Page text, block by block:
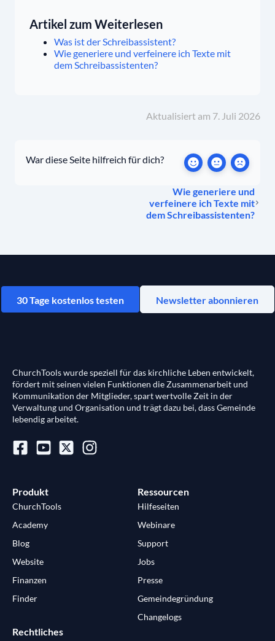
Artikel zum Weiterlesen
Was ist der Schreibassistent?
Wie generiere und verfeinere ich Texte mit
dem Schreibassistenten?
Aktualisiert am 7. Juli 2026
War diese Seite hilfreich für dich?
Wie generiere und
verfeinere ich Texte mit
dem Schreibassistenten?
30 Tage kostenlos testen Newsletter abonnieren
ChurchTools wurde speziell für das kirchliche Leben entwickelt,
fördert mit seinen vielen Funktionen die Zusammenarbeit und
Kommunikation der Mitglieder, spart wertvolle Zeit in der
Verwaltung und Organisation und trägt dazu bei, dass Gemeinde
lebendig arbeitet.
Produkt
ChurchTools
Academy
Blog
Website
Finanzen
Finder
Ressourcen
Hilfeseiten
Webinare
Support
Jobs
Presse
Gemeindegründung
Changelogs
Rechtliches